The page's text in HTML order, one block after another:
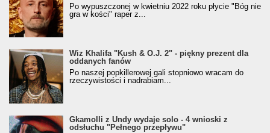
Po wypuszczonej w kwietniu 2022 roku płycie "Bóg nie
gra w kości" raper z...
Wiz Khalifa "Kush & O.J. 2" - piękny prezent dla
oddanych fanów
Po naszej popkillerowej gali stopniowo wracam do
rzeczywistości i nadrabiam...
Gkamolli z Undy wydaje solo - 4 wnioski z
odsłuchu "Pełnego przepływu"